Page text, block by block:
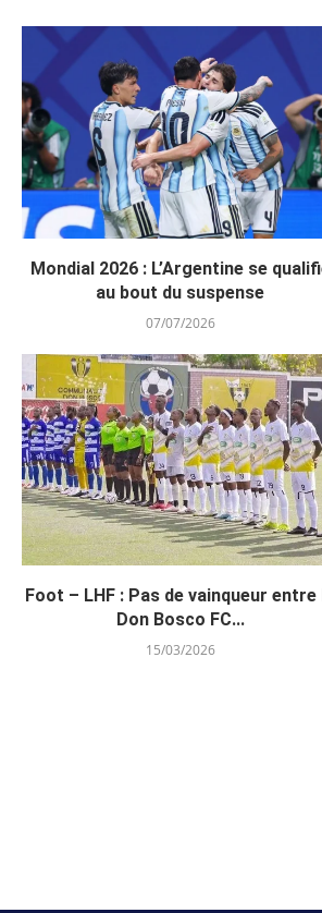
Mondial 2026 : L’Argentine se
au bout du suspense
07/07/2026
Foot – LHF : Pas de vainqueur entre
Don Bosco FC...
15/03/2026